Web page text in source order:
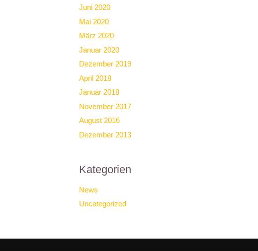
Juni 2020
Mai 2020
März 2020
Januar 2020
Dezember 2019
April 2018
Januar 2018
November 2017
August 2016
Dezember 2013
Kategorien
News
Uncategorized